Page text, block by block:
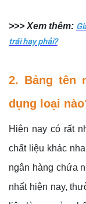
>>> Xem thêm:
trái hay phải?
2. Bảng tên
dụng loại
Hiện nay có rất
chất liệu khác
ngân hàng chứa
nhất hiện nay,